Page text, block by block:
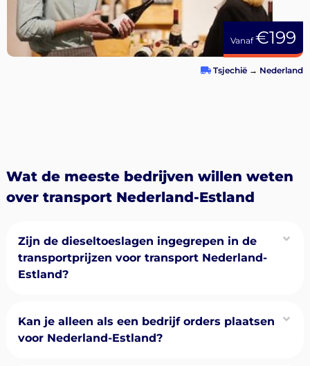
Vanaf€199
Tsjechië → Nederland
Wat de meeste bedrijven willen weten
over transport Nederland-Estland
Zijn de dieseltoeslagen ingegrepen in de
transportprijzen voor transport Nederland-
Estland?
Kan je alleen als een bedrijf orders plaatsen
voor Nederland-Estland?